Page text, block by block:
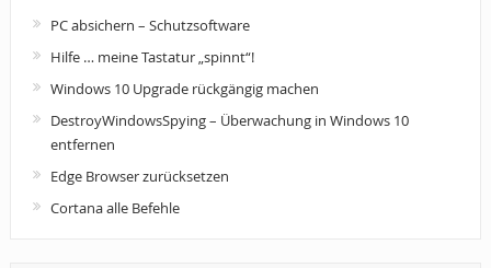
PC absichern – Schutzsoftware
Hilfe … meine Tastatur „spinnt“!
Windows 10 Upgrade rückgängig machen
DestroyWindowsSpying – Überwachung in Windows 10
entfernen
Edge Browser zurücksetzen
Cortana alle Befehle